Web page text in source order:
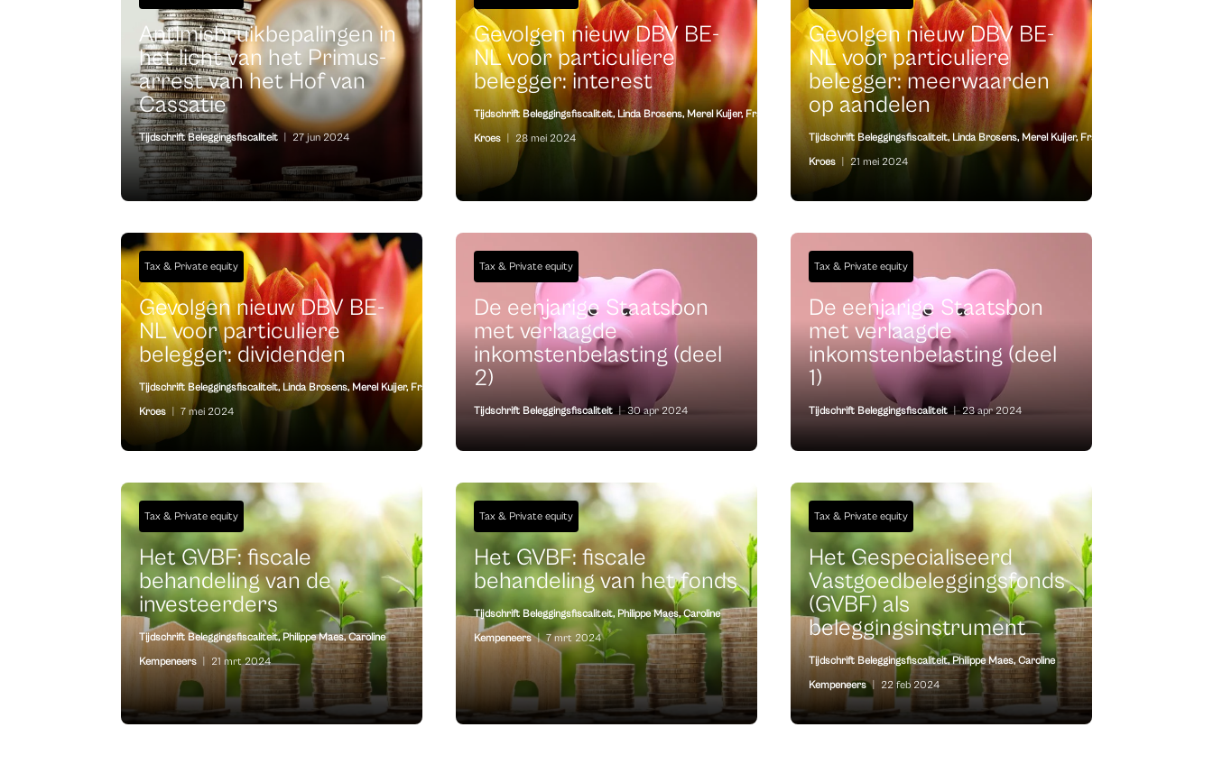
Antimisbruikbepalingen in
het licht van het Primus-
arrest van het Hof van
Cassatie
Tijdschrift Beleggingsfiscaliteit 27 jun 2024
Gevolgen nieuw DBV BE-
NL voor particuliere
belegger: interest
Tijdschrift Beleggingsfiscaliteit, Linda Brosens, Merel Kuijer,Frank
Kroes 28 mei 2024
Gevolgen nieuw DBV BE-
NL voor particuliere
belegger: meerwaarden
op aandelen
Tijdschrift Beleggingsfiscaliteit, Linda Brosens, Merel Kuijer, Frank
Kroes 21 mei 2024
Tax & Private equity
Gevolgen nieuw DBV BE-
NL voor particuliere
belegger: dividenden
Tijdschrift Beleggingsfiscaliteit, Linda Brosens, Merel Kuijer, Frank
Kroes 7 mei 2024
Tax & Private equity
De eenjarige Staatsbon
met verlaagde
inkomstenbelasting (deel
2)
Tijdschrift Beleggingsfiscaliteit | 30 apr 2024
Tax & Private equity
De eenjarige Staatsbon
met verlaagde
inkomstenbelasting (deel
1)
Tijdschrift Beleggingsfiscaliteit | 23 apr 2024
Tax & Private equity
Het GVBF: fiscale
behandeling van de
investeerders
Tijdschrift Beleggingsfiscaliteit, Philippe Maes,Caroline
Kempeneers 21 mrt 2024
Tax & Private equity
Het GVBF: fiscale
behandeling van het fonds
Tijdschrift Beleggingsfiscaliteit, Philippe Maes,Caroline
Kempeneers | 7 mrt 2024
Tax & Private equity
Het Gespecialiseerd
Vastgoedbeleggingsfonds
(GVBF) als
beleggingsinstrument
Tijdschrift Beleggingsfiscaliteit, Philippe Maes,Caroline
Kempeneers 22 feb 2024